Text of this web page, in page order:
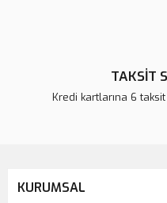
TAKSİT
Kredi kartlarına 6
KURUMSAL